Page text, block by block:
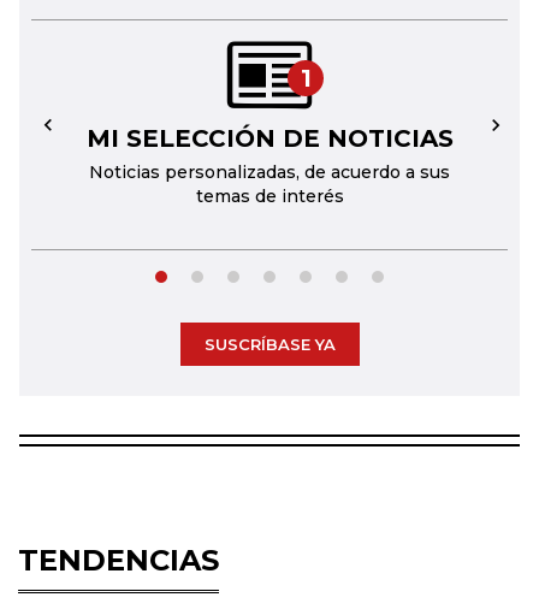
1
MI SELECCIÓN DE NOTICIAS
Noticias personalizadas, de acuerdo a sus
temas de interés
← →
SUSCRÍBASE YA
TENDENCIAS